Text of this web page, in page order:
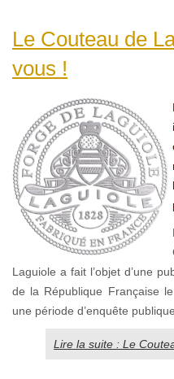
Le Couteau de
vous !
Laguiole a fait l’objet d’une
de la République Française
une période d’enquête
Lire la suite : Le